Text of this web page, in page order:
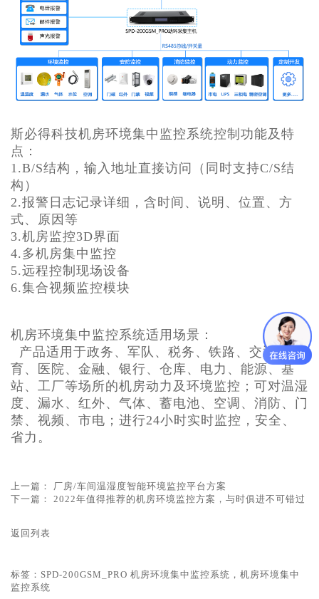
斯必得科技机房环境集中监控系统控制功能及特
点：
1.B/S结构，输入地址直接访问（同时支持C/S结
构）
2.报警日志记录详细，含时间、说明、位置、方
式、原因等
3.机房监控3D界面
4.多机房集中监控
5.远程控制现场设备
6.集合视频监控模块
机房环境集中监控系统适用场景：
产品适用于政务、军队、税务、铁路、交通、教
育、医院、金融、银行、仓库、电力、能源、基
站、工厂等场所的机房动力及环境监控；可对温湿
度、漏水、红外、气体、蓄电池、空调、消防、门
禁、视频、市电；进行24小时实时监控，安全、
省力。
上一篇： 厂房/车间温湿度智能环境监控平台方案
下一篇： 2022年值得推荐的机房环境监控方案，与时俱进不可错过
返回列表
标签： SPD-200GSM_PRO 机房环境集中监控系统，机房环境集中
监控系统